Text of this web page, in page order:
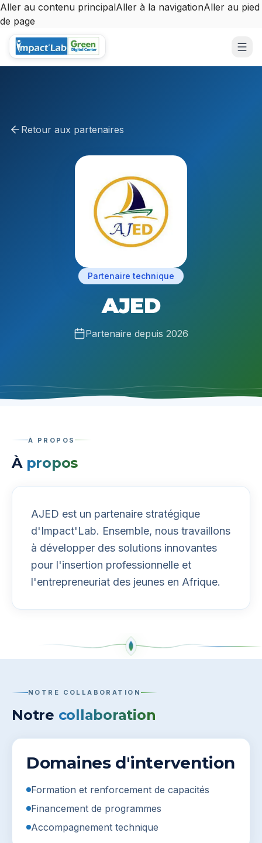
Aller au contenu principalAller à la navigationAller au pied
de page
Aller au contenu principal
Retour aux partenaires
Partenaire technique
AJED
Partenaire depuis 2026
À PROPOS
À propos
AJED est un partenaire stratégique
d'Impact'Lab. Ensemble, nous travaillons
à développer des solutions innovantes
pour l'insertion professionnelle et
l'entrepreneuriat des jeunes en Afrique.
NOTRE COLLABORATION
Notre collaboration
Domaines d'intervention
Formation et renforcement de capacités
Financement de programmes
Accompagnement technique